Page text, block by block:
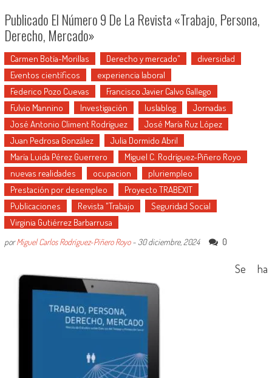
Publicado El Número 9 De La Revista «Trabajo, Persona,
Derecho, Mercado»
Carmen Botía-Morillas Derecho y mercado"
diversidad
Eventos científicos
experiencia laboral
Federico Pozo Cuevas
Francisco Javier Calvo Gallego
Fulvio Mannino
Investigación Iuslablog
Jornadas
José Antonio Climent Rodríguez
José María Ruz López
Juan Pedrosa González
Julia Dormido Abril
María Luida Pérez Guerrero
Miguel C. Rodríguez-Piñero Royo
nuevas realidades
ocupacion
pluriempleo
Prestación por desempleo
Proyecto TRABEXIT
Publicaciones
Revista "Trabajo
Seguridad Social
Virginia Gutiérrez Barbarrusa
porMiguel Carlos Rodríguez-Piñero Royo- 30 diciembre, 2024 0
Se ha